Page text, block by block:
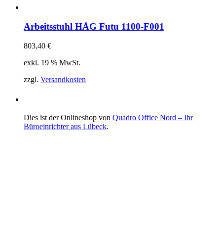
Arbeitsstuhl HÅG Futu 1100-F001
803,40 €
exkl. 19 % MwSt.
zzgl. Versandkosten
Dies ist der Onlineshop von Quadro Office Nord – Ihr
Büroeinrichter aus Lübeck.